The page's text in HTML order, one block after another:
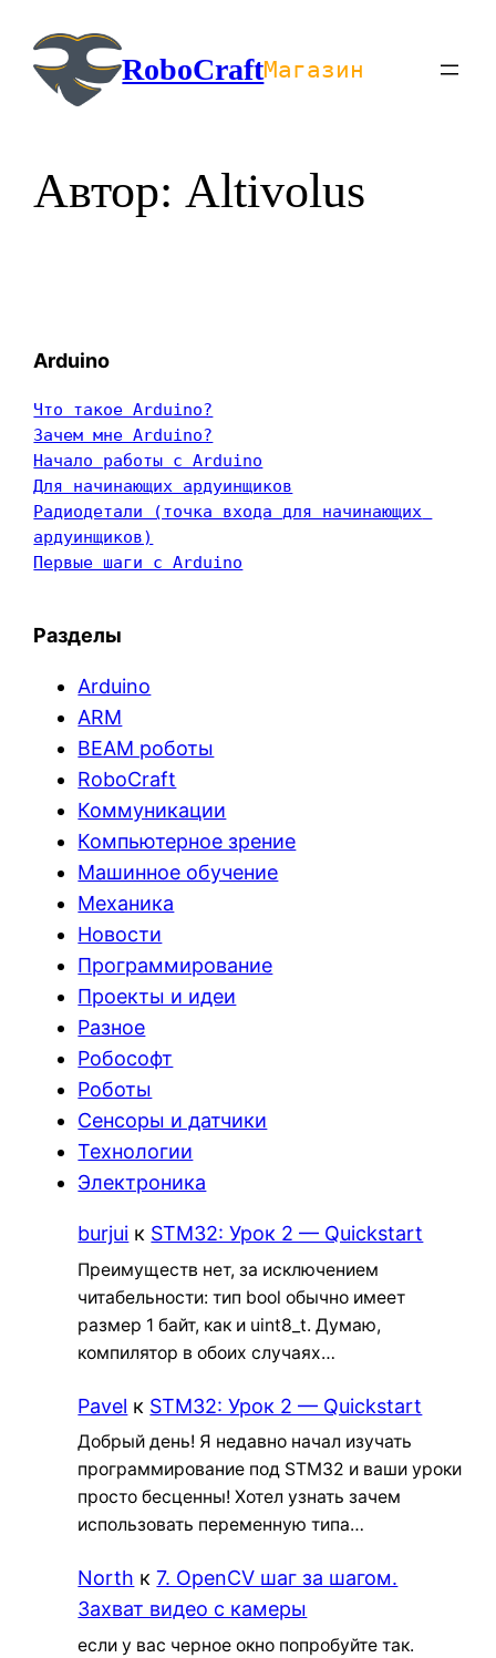
содержимомуRoboCraftМагазин
Автор:Altivolus
Arduino
Что такое Arduino?
Зачем мне Arduino?
Начало работы с Arduino
Для начинающих ардуинщиков
Радиодетали (точка входа для начинающих
ардуинщиков)
Первые шаги с Arduino
Разделы
Arduino
ARM
BEAM роботы
RoboCraft
Коммуникации
Компьютерное зрение
Машинное обучение
Механика
Новости
Программирование
Проекты и идеи
Разное
Робософт
Роботы
Сенсоры и датчики
Технологии
Электроника
burjui к STM32: Урок 2 — Quickstart
Преимуществ нет, за исключением
читабельности: тип bool обычно имеет
размер 1 байт, как и uint8_t. Думаю,
компилятор в обоих случаях…
Pavel к STM32: Урок 2 — Quickstart
Добрый день! Я недавно начал изучать
программирование под STM32 и ваши уроки
просто бесценны! Хотел узнать зачем
использовать переменную типа…
North к7. OpenCV шаг за шагом.
Захват видео с камеры
если у вас черное окно попробуйте так.